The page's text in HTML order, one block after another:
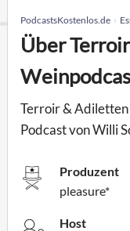
PodcastsKostenlos.de
Über
Terroir & Adiletten
Podcast von Willi
Produzent
pleasure*
Host